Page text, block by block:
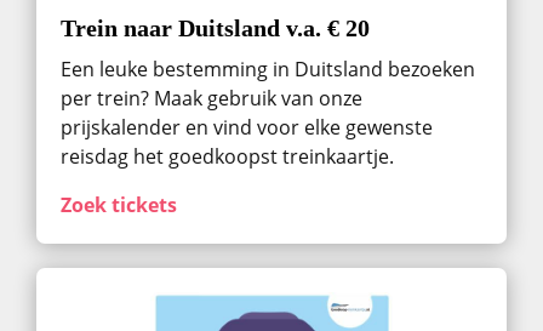
Trein naar Duitsland v.a. € 20
Een leuke bestemming in Duitsland bezoeken
per trein? Maak gebruik van onze
prijskalender en vind voor elke gewenste
reisdag het goedkoopst treinkaartje.
Zoek tickets